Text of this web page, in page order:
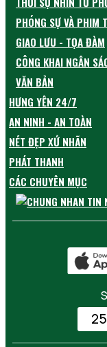
PHÓNG SỰ VÀ PHIM
GIAO LƯU - TỌA ĐÀM
CÔNG KHAI NGÂN
VĂN BẢN
HƯNG YÊN 24/7
AN NINH - AN TOÀN
NÉT ĐẸP XỨ NHÃN
PHÁT THANH
CÁC CHUYÊN MỤC